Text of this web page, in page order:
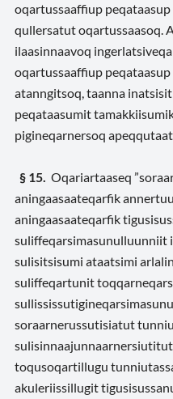
oqartussaaffiup
qullersatut oqartussaasoq.
ilaasinnaavoq
oqartussaaffiup
atanngitsoq, taanna
peqataasumit
pigineqarnersoq
§ 15. Oqariartaaseq
aningaasaateqarfik
aningaasaateqarfik
suliffeqarsimasunulluunniit
sulisitsisumi ataatsimi
suliffeqartunit
soraarnerussutisiatut
toqusoqartillugu
akuleriissillugit